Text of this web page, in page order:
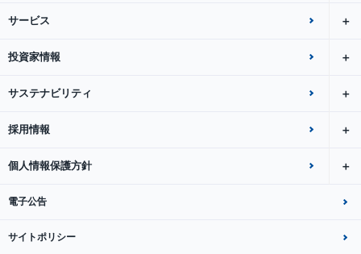
サービス
投資家情報
サステナビリティ
採用情報
個人情報保護方針
電子公告
サイトポリシー